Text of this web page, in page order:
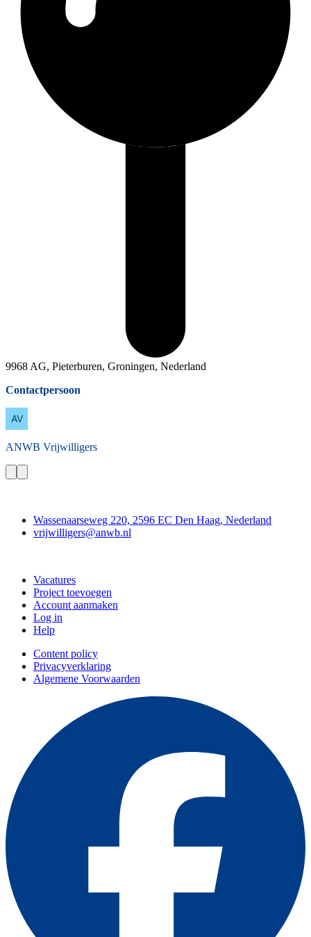
9968 AG, Pieterburen, Groningen, Nederland
Contactpersoon
ANWB Vrijwilligers
Wassenaarseweg 220, 2596 EC Den Haag, Nederland
vrijwilligers@anwb.nl
Vacatures
Project toevoegen
Account aanmaken
Log in
Help
Content policy
Privacyverklaring
Algemene Voorwaarden